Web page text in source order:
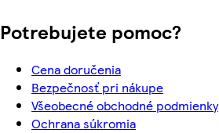
Potrebujete pomoc?
Cena doručenia
Bezpečnosť pri nákupe
Všeobecné obchodné podmienky
Ochrana súkromia